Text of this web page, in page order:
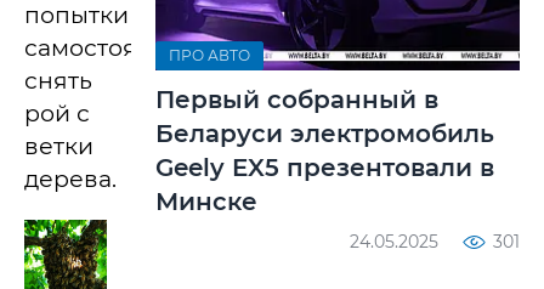
попытки
самостоятельно
снять
рой с
ветки
дерева.
ПРО АВТО
Первый собранный в
Беларуси электромобиль
Geely EX5 презентовали в
Минске
24.05.2025 301